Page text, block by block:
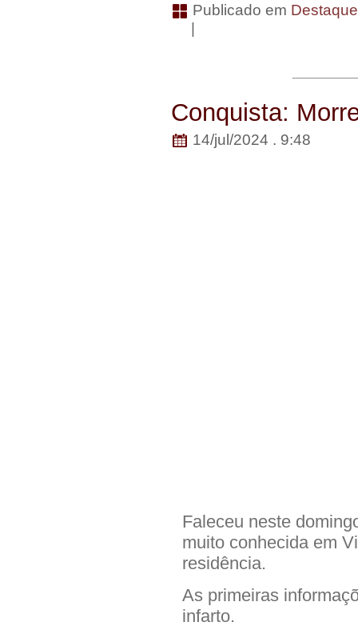
Publicado em
|
Conquista:
14/jul/2024 . 9:48
Faleceu neste
muito conhecida em
residência.
As primeiras
infarto.